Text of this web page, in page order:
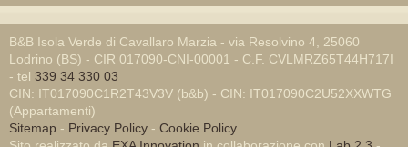
B&B Isola Verde di Cavallaro Marzia - via Resolvino 4, 25060
Lodrino (BS) - CIR 017090-CNI-00001 - C.F. CVLMRZ65T44H717I
- tel 339 34 330 03
CIN: IT017090C1R2T43V3V (b&b) - CIN: IT017090C2U52XXWTG
(Appartamenti)
Sitemap - Privacy Policy - Cookie Policy